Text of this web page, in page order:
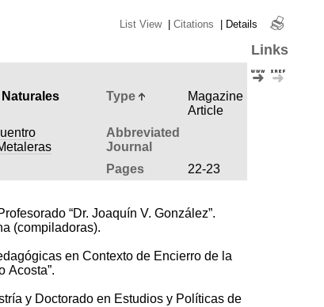
List View | Citations | Details
Links
Type
Magazine
Article
Abbreviated
Journal
Pages
22-23
“Dr. Joaquín V. González”.
(compiladoras).
en Contexto de Encierro de la
Acosta”.
y Doctorado en Estudios y Políticas de